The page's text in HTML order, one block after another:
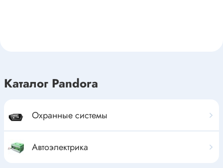
Каталог Pandora
Охранные системы
Автоэлектрика